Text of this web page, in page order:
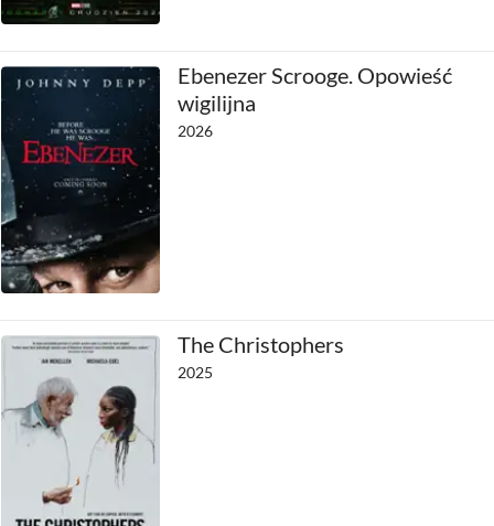
Ebenezer Scrooge. Opowieść
wigilijna
2026
The Christophers
2025